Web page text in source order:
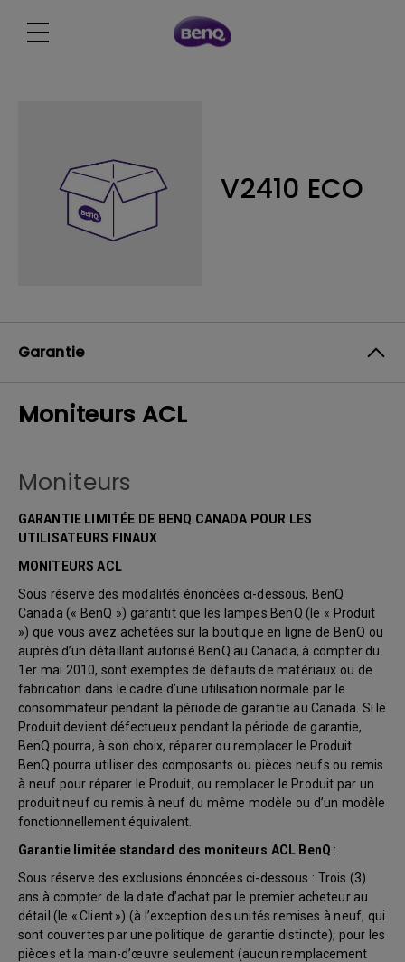
V2410 ECO
Garantie
Moniteurs ACL
Moniteurs
GARANTIE LIMITÉE DE BENQ CANADA POUR LES
UTILISATEURS FINAUX
MONITEURS ACL
Sous réserve des modalités énoncées ci-dessous, BenQ
Canada (« BenQ ») garantit que les lampes BenQ (le « Produit
») que vous avez achetées sur la boutique en ligne de BenQ ou
auprès d’un détaillant autorisé BenQ au Canada, à compter du
1er mai 2010, sont exemptes de défauts de matériaux ou de
fabrication dans le cadre d’une utilisation normale par le
consommateur pendant la période de garantie au Canada. Si le
Produit devient défectueux pendant la période de garantie,
BenQ pourra, à son choix, réparer ou remplacer le Produit.
BenQ pourra utiliser des composants ou pièces neufs ou remis
à neuf pour réparer le Produit, ou remplacer le Produit par un
produit neuf ou remis à neuf du même modèle ou d’un modèle
fonctionnellement équivalent.
Garantie limitée standard des moniteurs ACL BenQ :
Sous réserve des exclusions énoncées ci-dessous : Trois (3)
ans à compter de la date d’achat par le premier acheteur au
détail (le « Client ») (à l’exception des unités remises à neuf, qui
sont couvertes par une politique de garantie distincte), pour les
pièces et la main-d’œuvre seulement (aucun remplacement